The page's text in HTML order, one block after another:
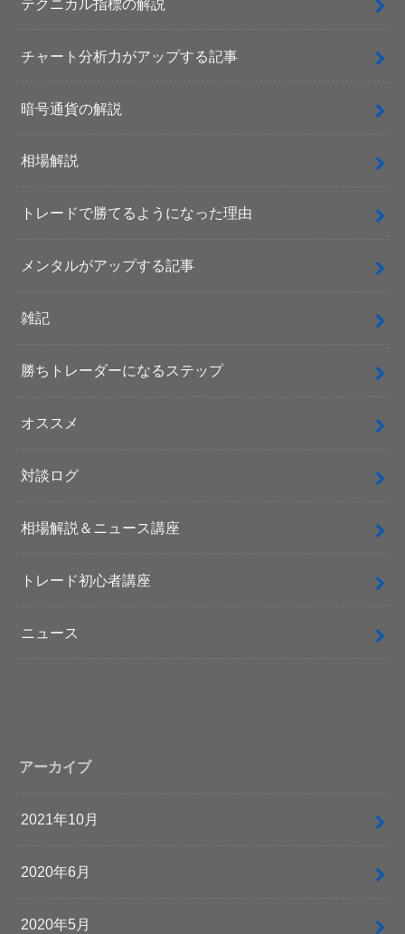
テクニカル指標の解説
チャート分析力がアップする記事
暗号通貨の解説
相場解説
トレードで勝てるようになった理由
メンタルがアップする記事
雑記
勝ちトレーダーになるステップ
オススメ
対談ログ
相場解説＆ニュース講座
トレード初心者講座
ニュース
アーカイブ
2021年10月
2020年6月
2020年5月